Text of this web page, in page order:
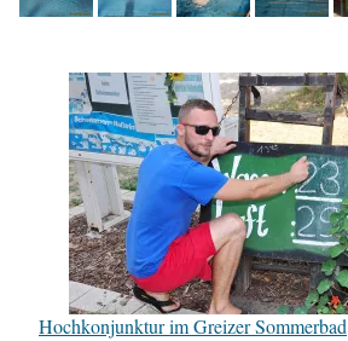
Hochkonjunktur im Greizer Sommerbad